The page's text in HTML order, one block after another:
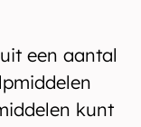
een aantal
kunt